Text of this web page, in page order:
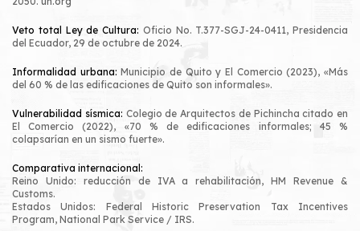
Veto total Ley de Cultura: Oficio No. T.377-SGJ-24-0411, Presidencia
del Ecuador, 29 de octubre de 2024.
Informalidad urbana: Municipio de Quito y El Comercio (2023), «Más
del 60 % de las edificaciones de Quito son informales».
Vulnerabilidad sísmica: Colegio de Arquitectos de Pichincha citado en
El Comercio (2022), «70 % de edificaciones informales; 45 %
colapsarían en un sismo fuerte».
Comparativa internacional:
Reino Unido: reducción de IVA a rehabilitación, HM Revenue &
Customs.
Estados Unidos: Federal Historic Preservation Tax Incentives
Program, National Park Service / IRS.